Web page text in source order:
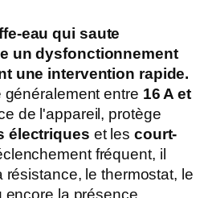
eau qui saute
un dysfonctionnement
une intervention rapide.
généralement entre 16 A et
de l'appareil, protège
électriques et les court-
fréquent, il
résistance, le thermostat, le
encore la présence